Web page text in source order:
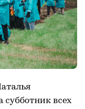
субботник всех